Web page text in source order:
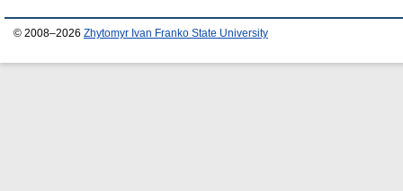
© 2008–2026 Zhytomyr Ivan Franko State University